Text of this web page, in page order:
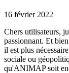
16 février 2022
Chers utilisateurs,
passionnant. Et
il est plus
sociale ou
qu'ANIMAP soit